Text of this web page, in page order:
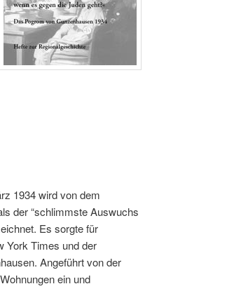
1934 wird von dem
der “schlimmste Auswuchs
Es sorgte für
York Times und der
Angeführt von der
ein und